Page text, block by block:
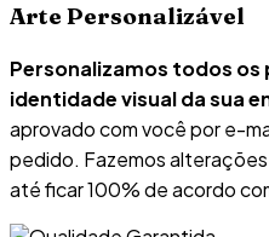
Arte Personalizável
Personalizamos todos
identidade visual da sua
aprovado com você por e-
pedido. Fazemos
até ficar 100% de acordo